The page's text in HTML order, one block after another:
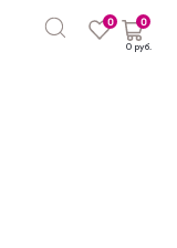
0 0
0 руб.